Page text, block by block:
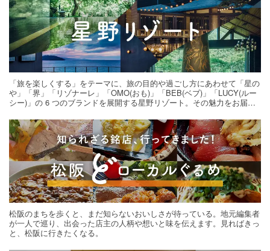
「旅を楽しくする」をテーマに、旅の目的や過ごし方にあわせて「星の
や」「界」「リゾナーレ」「OMO(おも)」「BEB(ベブ)」「LUCY(ルー
シー)」の 6 つのブランドを展開する星野リゾート。その魅力をお届け
松阪のまちを歩くと、まだ知らないおいしさが待っている。地元編集者
が一人で巡り、出会った店主の人柄や想いと味を伝えます。見ればきっ
と、松阪に行きたくなる。